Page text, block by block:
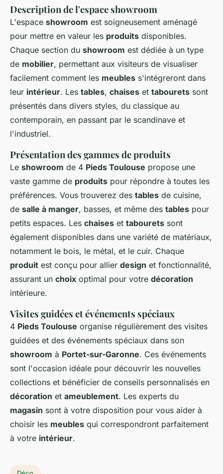
Description de l'espace showroom
L'espace showroom est soigneusement aménagé
pour mettre en valeur les produits disponibles.
Chaque section du showroom est dédiée à un type
de mobilier, permettant aux visiteurs de visualiser
facilement comment les meubles s'intégreront dans
leur intérieur. Les tables, chaises et tabourets sont
présentés dans divers styles, du classique au
contemporain, en passant par le scandinave et
l'industriel.
Présentation des gammes de produits
Le showroom de 4 Pieds Toulouse propose une
vaste gamme de produits pour répondre à toutes les
préférences. Vous trouverez des tables de cuisine,
de salle à manger, basses, et même des tables pour
petits espaces. Les chaises et tabourets sont
également disponibles dans une variété de matériaux,
notamment le bois, le métal, et le cuir. Chaque
produit est conçu pour allier design et fonctionnalité,
assurant un choix optimal pour votre décoration
intérieure.
Visites guidées et événements spéciaux
4 Pieds Toulouse organise régulièrement des visites
guidées et des événements spéciaux dans son
showroom à Portet-sur-Garonne. Ces événements
sont l'occasion idéale pour découvrir les nouvelles
collections et bénéficier de conseils personnalisés en
décoration et ameublement. Les experts du
magasin sont à votre disposition pour vous aider à
choisir les meubles qui correspondront parfaitement
à votre intérieur.